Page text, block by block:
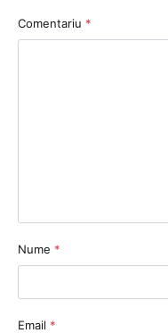
Comentariu *
Nume *
Email *